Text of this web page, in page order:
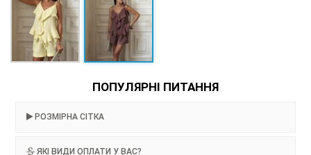
ПОПУЛЯРНІ ПИТАННЯ
РОЗМІРНА СІТКА
ЯКІ ВИДИ ОПЛАТИ У ВАС?